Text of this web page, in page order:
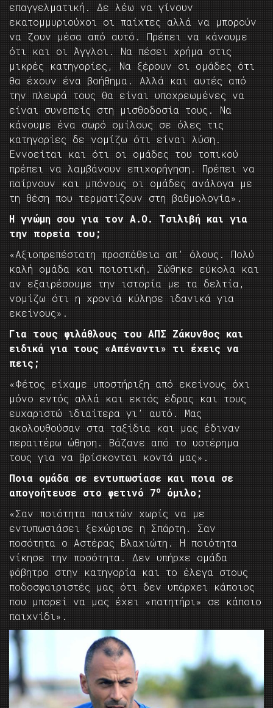
επαγγελματική. Δε λέω να γίνουν
εκατομμυριούχοι οι παίχτες αλλά να μπορούν
να ζουν μέσα από αυτό. Πρέπει να κάνουμε
ότι και οι Άγγλοι. Να πέσει χρήμα στις
μικρές κατηγορίες, Να ξέρουν οι ομάδες ότι
θα έχουν ένα βοήθημα. Αλλά και αυτές από
την πλευρά τους θα είναι υποχρεωμένες να
είναι συνεπείς στη μισθοδοσία τους. Να
κάνουμε ένα σωρό ομίλους σε όλες τις
κατηγορίες δε νομίζω ότι είναι λύση.
Εννοείται και ότι οι ομάδες του τοπικού
πρέπει να λαμβάνουν επιχορήγηση. Πρέπει να
παίρνουν και μπόνους οι ομάδες ανάλογα με
τη θέση που τερματίζουν στη βαθμολογία».
Η γνώμη σου για τον Α.Ο. Τσιλιβή και για
την πορεία του;
«Αξιοπρεπέστατη προσπάθεια απ’ όλους. Πολύ
καλή ομάδα και ποιοτική. Σώθηκε εύκολα και
αν εξαιρέσουμε την ιστορία με τα δελτία,
νομίζω ότι η χρονιά κύλησε ιδανικά για
εκείνους».
Για τους φιλάθλους του ΑΠΣ Ζάκυνθος και
ειδικά για τους «Απέναντι» τι έχεις να
πεις;
«Φέτος είχαμε υποστήριξη από εκείνους όχι
μόνο εντός αλλά και εκτός έδρας και τους
ευχαριστώ ιδιαίτερα γι’ αυτό. Μας
ακολουθούσαν στα ταξίδια και μας έδιναν
περαιτέρω ώθηση. Βάζανε από το υστέρημα
τους για να βρίσκονται κοντά μας».
Ποια ομάδα σε εντυπωσίασε και ποια σε
απογοήτευσε στο φετινό 7ο
όμιλο;
«Σαν ποιότητα παιχτών χωρίς να με
εντυπωσιάσει ξεχώρισε η Σπάρτη. Σαν
ποσότητα ο Αστέρας Βλαχιώτη. Η ποιότητα
νίκησε την ποσότητα. Δεν υπήρχε ομάδα
φόβητρο στην κατηγορία και το έλεγα στους
ποδοσφαιριστές μας ότι δεν υπάρχει κάποιος
που μπορεί να μας έχει «πατητήρι» σε κάποιο
παιχνίδι».